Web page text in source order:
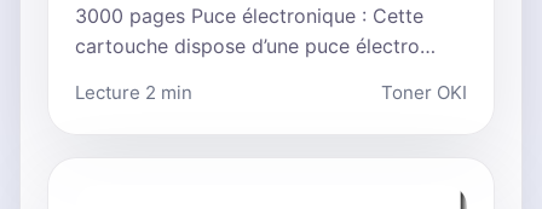
3000 pages Puce électronique : Cette
cartouche dispose d’une puce électro…
Lecture 2 min Toner OKI